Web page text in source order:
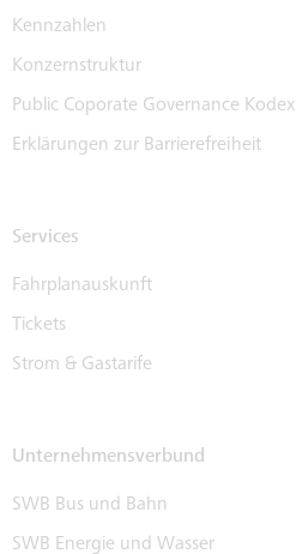
Kennzahlen
Konzernstruktur
Public Coporate Governance Kodex
Erklärungen zur Barrierefreiheit
Services
Fahrplanauskunft
Tickets
Strom & Gastarife
Unternehmensverbund
SWB Bus und Bahn
SWB Energie und Wasser